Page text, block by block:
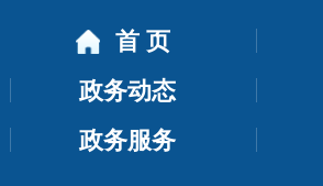
首 页
政务动态
政务服务